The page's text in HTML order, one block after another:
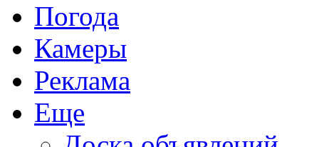
Погода
Камеры
Реклама
Еще